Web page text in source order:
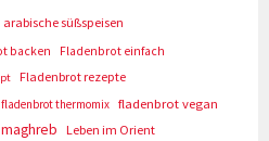
arabische süßspeisen
backen
Fladenbrot einfach
Fladenbrot rezepte
fladenbrot thermomix fladenbrot vegan
Leben im Orient